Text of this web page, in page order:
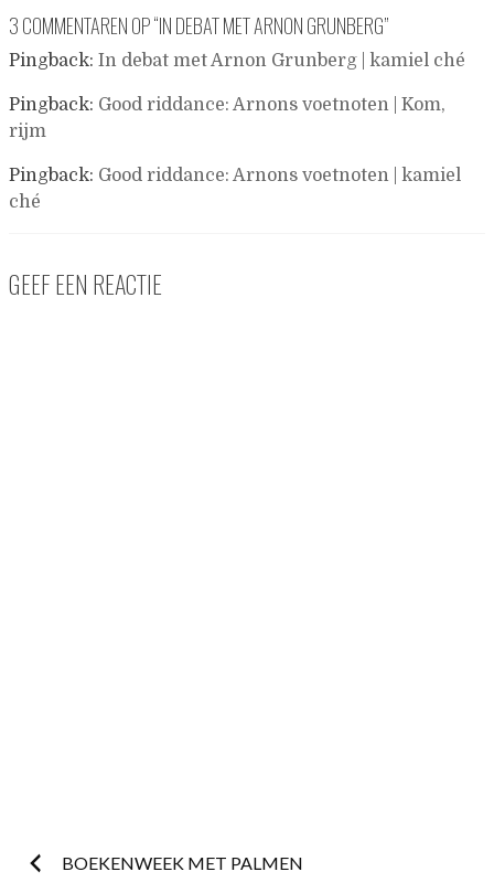
3 COMMENTAREN OP “IN DEBAT MET ARNON GRUNBERG”
Pingback: In debat met Arnon Grunberg | kamiel ché
Pingback: Good riddance: Arnons voetnoten | Kom,
rijm
Pingback: Good riddance: Arnons voetnoten | kamiel
ché
GEEF EEN REACTIE
Postnavigatie
BOEKENWEEK MET PALMEN